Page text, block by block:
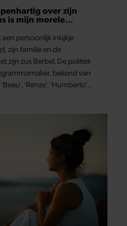
over zijn
is mijn morele
persoonlijk inkijkje
zijn familie en de
zijn zus Berbel. De politiek
bekend van
‘Renze’, ‘Humberto’